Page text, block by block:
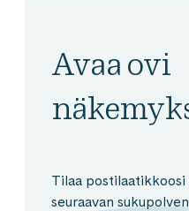
Avaa ovi
Tilaa
seuraavan